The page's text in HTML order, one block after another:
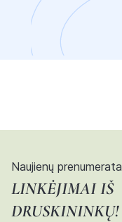
Naujienų prenumerata
LINKĖJIMAI IŠ
DRUSKININKŲ!